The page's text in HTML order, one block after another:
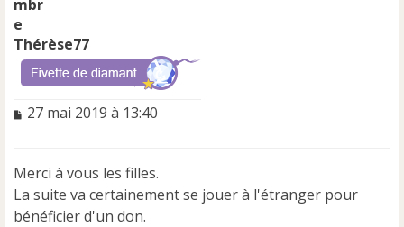
Thérèse77
M
s
a
g
e
27 mai 2019 à 13:40
Merci à vous les filles.
La suite va certainement se jouer à l'étranger pour
bénéficier d'un don.